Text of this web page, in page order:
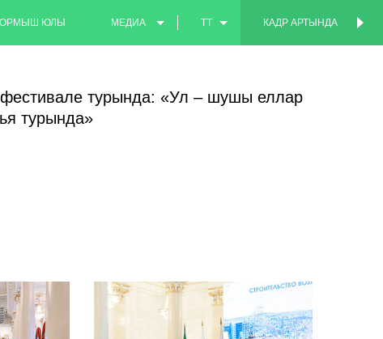
КАДР АРТЫНДА
ЮЛЫ МЕДИА TT
турында: «Ул – шушы еллар
турында»
КАДР АРТЫНДА